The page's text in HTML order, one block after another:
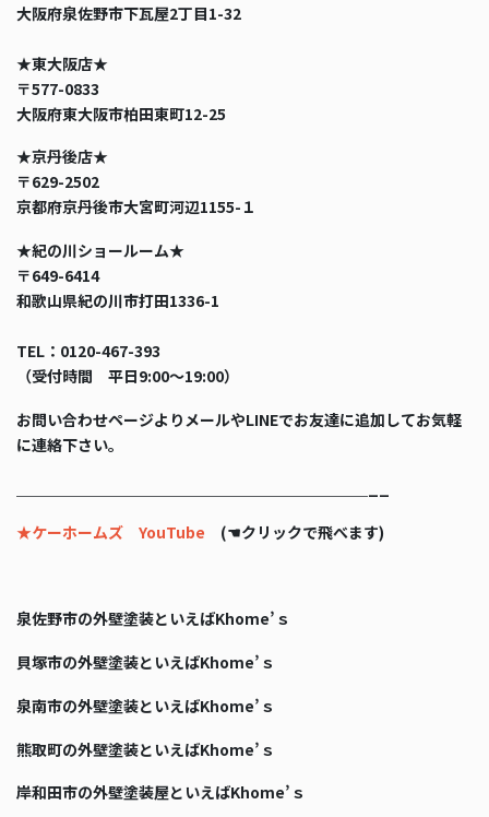
大阪府泉佐野市下瓦屋2丁目1-32
★東大阪店★
〒577-0833
大阪府東大阪市柏田東町12-25
★京丹後店★
〒629-2502
京都府京丹後市大宮町河辺1155-１
★紀の川ショールーム★
〒649-6414
和歌山県紀の川市打田1336-1
TEL：0120-467-393
（受付時間 平日9:00〜19:00）
お問い合わせページよりメールやLINEでお友達に追加してお気軽
に連絡下さい。
★ケーホームズ YouTube (☚クリックで飛べます)
泉佐野市の外壁塗装といえばKhome’ｓ
貝塚市の外壁塗装といえばKhome’ｓ
泉南市の外壁塗装といえばKhome’ｓ
熊取町の外壁塗装といえばKhome’ｓ
岸和田市の外壁塗装屋といえばKhome’ｓ